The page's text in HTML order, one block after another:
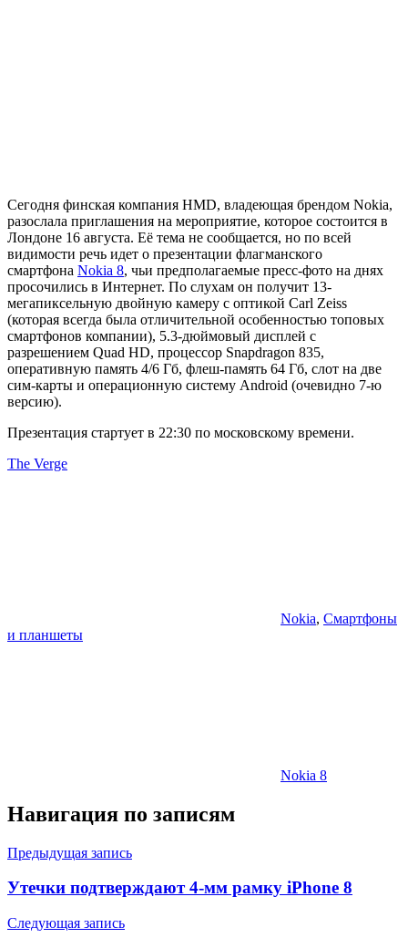
Сегодня финская компания HMD, владеющая брендом Nokia,
разослала приглашения на мероприятие, которое состоится в
Лондоне 16 августа. Её тема не сообщается, но по всей
видимости речь идет о презентации флагманского
смартфона Nokia 8, чьи предполагаемые пресс-фото на днях
просочились в Интернет. По слухам он получит 13-
мегапиксельную двойную камеру с оптикой Carl Zeiss
(которая всегда была отличительной особенностью топовых
смартфонов компании), 5.3-дюймовый дисплей с
разрешением Quad HD, процессор Snapdragon 835,
оперативную память 4/6 Гб, флеш-память 64 Гб, слот на две
сим-карты и операционную систему Android (очевидно 7-ю
версию).
Презентация стартует в 22:30 по московскому времени.
The Verge
Nokia, Смартфоны
и планшеты
Nokia 8
Навигация по записям
Предыдущая запись
Утечки подтверждают 4-мм рамку iPhone 8
Следующая запись